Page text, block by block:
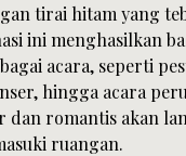
tirai hitam yang
ini menghasilkan
acara, seperti
hingga acara
dan romantis akan
ruangan.